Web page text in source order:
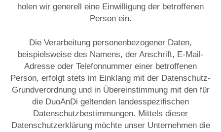
holen wir generell eine Einwilligung der betroffenen
Person ein.
Die Verarbeitung personenbezogener Daten,
beispielsweise des Namens, der Anschrift, E-Mail-
Adresse oder Telefonnummer einer betroffenen
Person, erfolgt stets im Einklang mit der Datenschutz-
Grundverordnung und in Übereinstimmung mit den für
die DuoAnDi geltenden landesspezifischen
Datenschutzbestimmungen. Mittels dieser
Datenschutzerklärung möchte unser Unternehmen die